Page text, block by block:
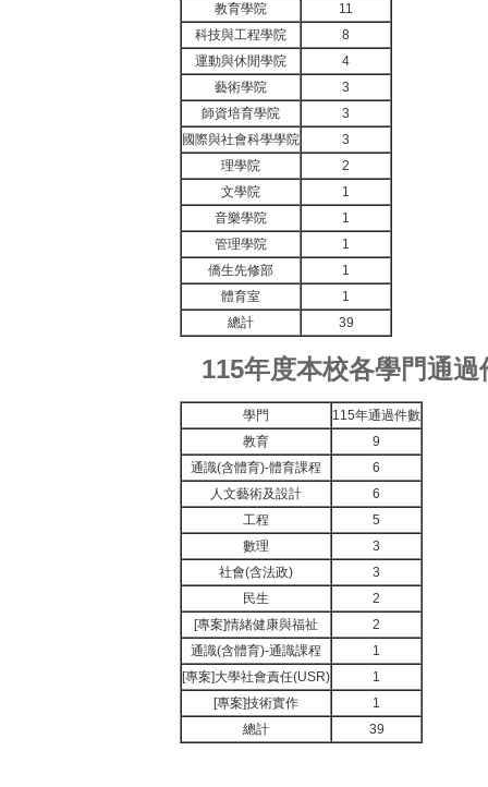
教育學院
11
科技與工程學院
8
運動與休閒學院
4
藝術學院
3
師資培育學院
3
國際與社會科學學院
3
理學院
2
文學院
1
音樂學院
1
管理學院
1
僑生先修部
1
體育室
1
總計
39
115年度本校各學門通過
學門
115年通過件數
教育
9
通識(含體育)-體育課程
6
人文藝術及設計
6
工程
5
數理
3
社會(含法政)
3
民生
2
[專案]情緒健康與福祉
2
通識(含體育)-通識課程
1
[專案]大學社會責任(USR)
1
[專案]技術實作
1
總計
39